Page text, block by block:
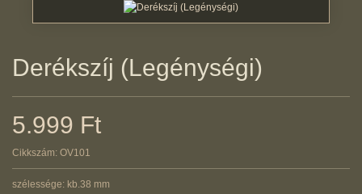
Derékszíj (Legénységi)
5.999 Ft
Cikkszám: OV101
szélessége: kb.38 mm